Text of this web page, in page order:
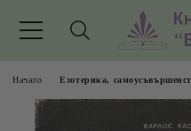
Начало Езотерика,